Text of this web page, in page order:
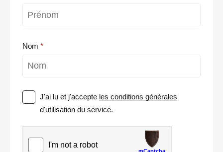
Nom
J'ai lu et j'accepte les conditions générales
d'utilisation du service.